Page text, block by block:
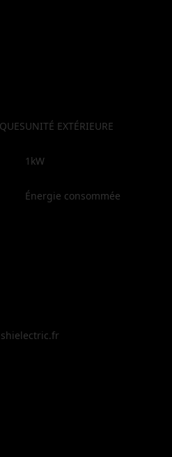
UNITÉ EXTÉRIEURE
1kW
Énergie consommée